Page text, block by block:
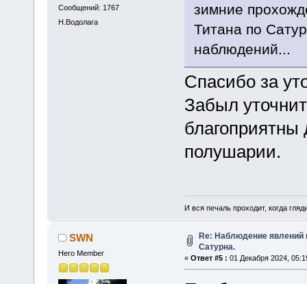
Сообщений: 1767
Н.Водолага
зимние
Титана по
наблюдений...
Спасибо за
Забыл
полушарии.
И вся печаль проходит, когда
SWN
Hero Member
Re: Наблюдение явлений
Сатурна.
« Ответ #5 : 01 Декабря 2024,